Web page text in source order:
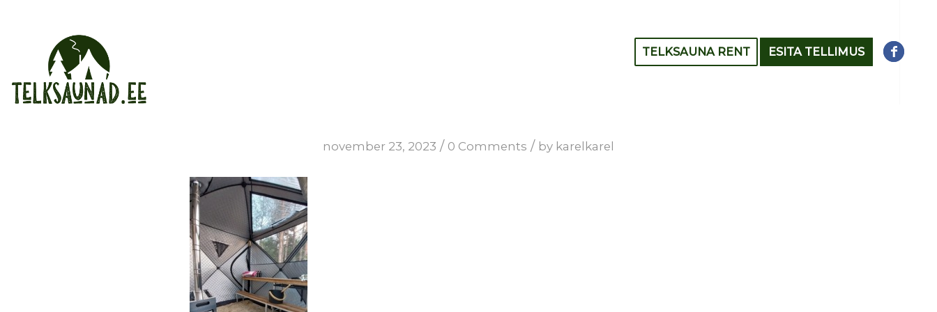
TELKSAUNA RENT ESITA TELLIMUS
november 23, 2023 / 0 Comments / by karelkarel